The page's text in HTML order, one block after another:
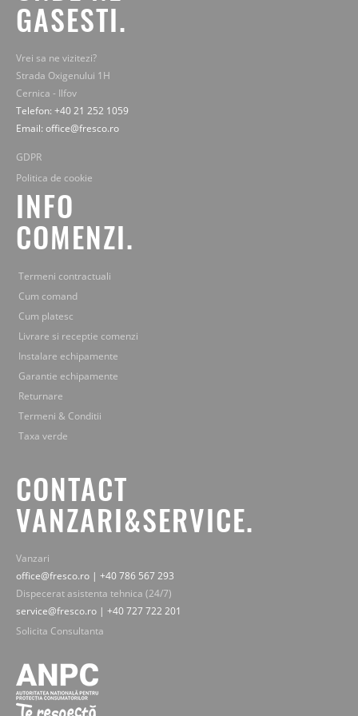
GASESTI.
Vrei sa ne vizitezi?
Strada Oxigenului 1H
Cernica - Ilfov
Telefon: +40 21 252 1059
Email: office@fresco.ro
GDPR
Politica de cookie
INFO
COMENZI.
Termeni contractuali
Cum comand
Cum platesc
Livrare si receptie comenzi
Instalare echipamente
Garantie echipamente
Returnare
Termeni & Conditii
Taxa verde
CONTACT
VANZARI&SERVICE.
Vanzari
office@fresco.ro | +40 786 567 293
Dispecerat asistenta tehnica (24/7)
service@fresco.ro | +40 727 722 201
Solicita Consultanta